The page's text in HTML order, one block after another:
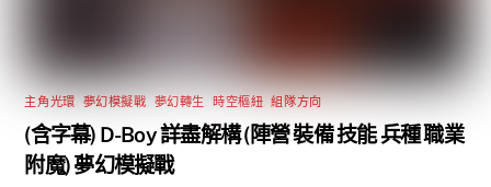
主角光環 夢幻模擬戰 夢幻轉生 時空樞紐 ,組隊方向
(含字幕) D-Boy 詳盡解構 (陣營 裝備 技能 兵種 職業
附魔) 夢幻模擬戰